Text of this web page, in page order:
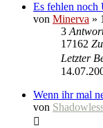
Es fehlen noch
von Minerva »
3
17162
Letzter
Wenn ihr mal
von